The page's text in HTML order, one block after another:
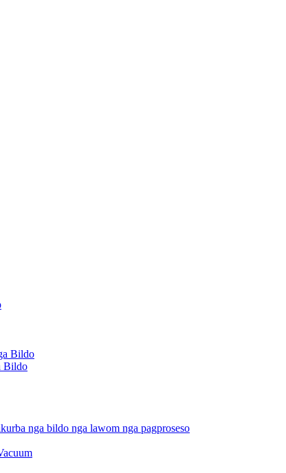
Bildo
Bildo
nga bildo nga lawom nga pagproseso